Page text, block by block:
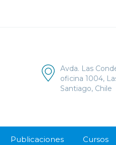
Avda. Las
oficina 1004,
Santiago, Chile
Publicaciones Cursos